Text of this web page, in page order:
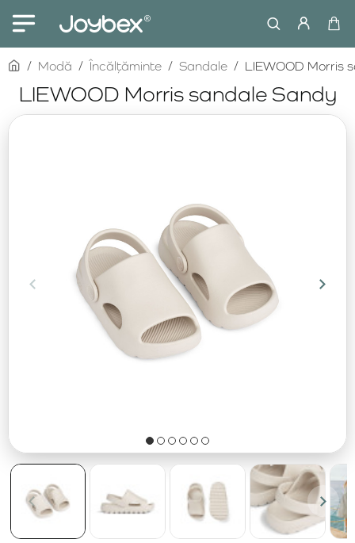
LIEWOOD Morris sandale Sandy
homeModă Încălțăminte Sandale LIEWOOD Morris